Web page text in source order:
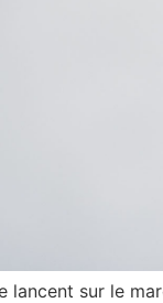
lancent sur le